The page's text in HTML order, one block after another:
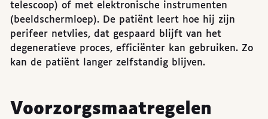
telescoop) of met elektronische instrumenten
(beeldschermloep). De patiënt leert hoe hij zijn
perifeer netvlies, dat gespaard blijft van het
degeneratieve proces, efficiënter kan gebruiken. Zo
kan de patiënt langer zelfstandig blijven.
Voorzorgsmaatregelen